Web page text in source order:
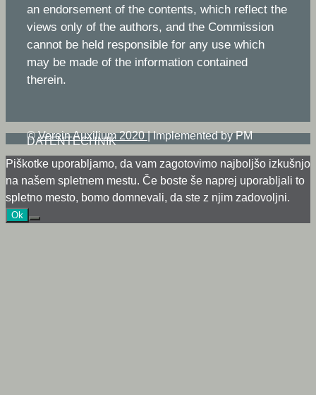
an endorsement of the contents, which reflect the
views only of the authors, and the Commission
cannot be held responsible for any use which
may be made of the information contained
therein.
©Verein Auxilium 2020|Implemented by PM
DATENTECHNIK
Piškotke uporabljamo, da vam zagotovimo najboljšo izkušnjo
na našem spletnem mestu. Če boste še naprej uporabljali to
spletno mesto, bomo domnevali, da ste z njim zadovoljni.
Ok